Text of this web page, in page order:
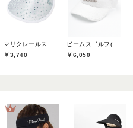
￥3,740
￥6,050